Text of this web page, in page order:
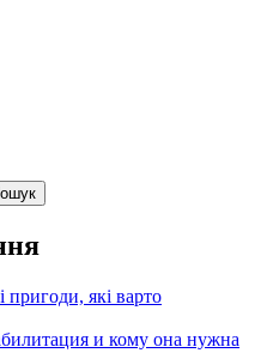
пригоди, які варто
и кому она нужна